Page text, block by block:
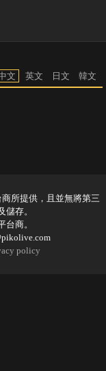
文 英文 日文 韓文
所提供，且並無將第三
存。
商。
policy